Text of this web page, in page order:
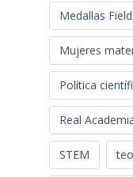
Medallas
Mujeres
Política
Real
STEM